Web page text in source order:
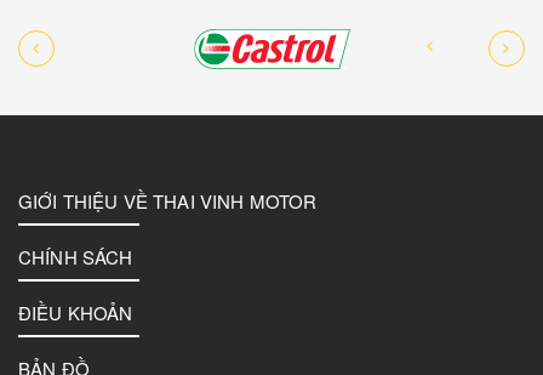
GIỚI THIỆU VỀ THAI VINH MOTOR
CHÍNH SÁCH
ĐIỀU KHOẢN
BẢN ĐỒ